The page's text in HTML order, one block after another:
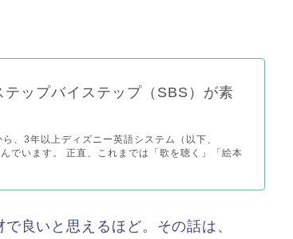
テップバイステップ（SBS）が素
、3年以上ディズニー英語システム（以下、
でいます。 正直、これまでは「歌を聴く」「絵本
良いと思えるほど。その話は、